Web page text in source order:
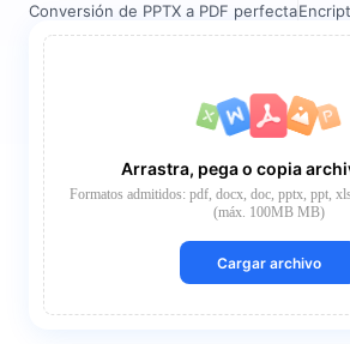
Conversión de PPTX a PDF perfecta
Arrastra, pega o copia
Formatos admitidos: pdf, docx, doc, pptx, ppt,
(máx. 100MB MB)
Cargar archivo